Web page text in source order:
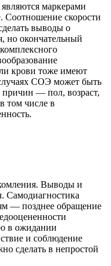
маркерами
Соотношение скорости
выводы о
но окончательный
крови тоже имеют
СОЭ может быть
— пол, возраст,
том числе в
Выводы и
Самодиагностика
— позднее обращение
в ожидании
и соблюдение
сделать в непростой